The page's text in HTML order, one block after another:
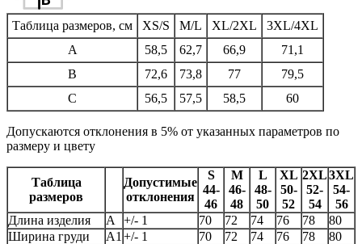
Таблица размеров, см XS/S M/L XL/2XL
3XL/4XL
A
58,5 62,7 66,9
71,1
B
72,6 73,8 77
79,5
C
56,5 57,5 58,5 60
Допускаются отклонения в 5% от указанных параметров по
размеру и цвету
Таблица
размеров
Допустимые
отклонения
S
44-
46
M
46-
48
L
48-
50
XL
50-
52
2XL
52-
54
3XL
54-
56
Длина изделия
А +/- 1 70 72 74 76 78
80
Ширина груди
А1 +/- 1 70 72 74 76 78
80